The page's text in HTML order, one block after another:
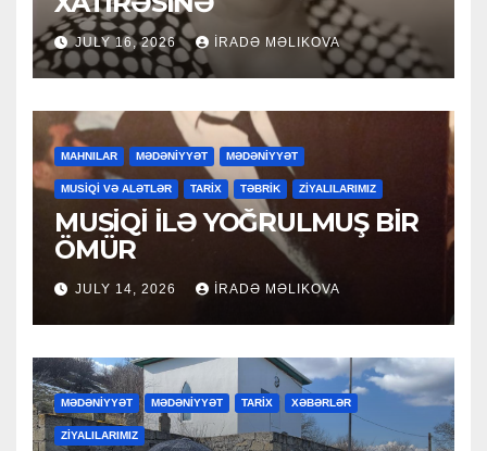
JULY 16, 2026 İRADƏ MƏLIKOVA
MAHNILAR MƏDƏNİYYƏT MƏDƏNİYYƏT
MUSİQİ VƏ ALƏTLƏR TARİX TƏBRİK ZİYALILARIMIZ
MUSİQİ İLƏ YOĞRULMUŞ BİR
ÖMÜR
JULY 14, 2026 İRADƏ MƏLIKOVA
MƏDƏNİYYƏT MƏDƏNİYYƏT TARİX XƏBƏRLƏR
ZİYALILARIMIZ